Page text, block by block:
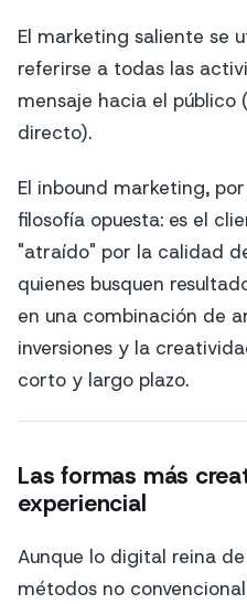
El marketing saliente se
referirse a todas las
mensaje hacia el público
directo).
El inbound marketing,
filosofía opuesta: es el
"atraído" por la calidad
quienes busquen
en una combinación de
inversiones y la
corto y largo plazo.
Las formas más
experiencial
Aunque lo digital reina
métodos no